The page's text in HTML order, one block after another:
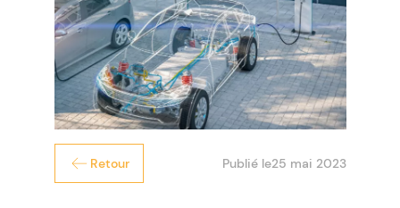
Retour Publié le25 mai 2023